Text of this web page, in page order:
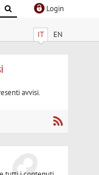
Login
IT EN
avvisi.